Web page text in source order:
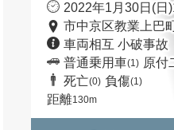
2022年1月30日(日
市中京区教業上巴
車両相互 小破事故
普通乗用車(1) 原付
死亡(0) 負傷(1)
距離130m